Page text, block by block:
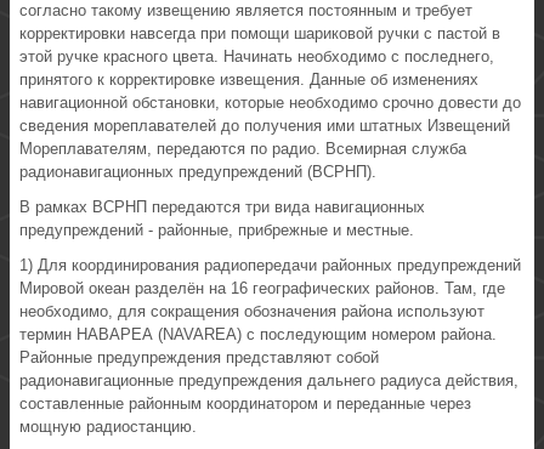
согласно такому извещению является постоянным и требует
корректировки навсегда при помощи шариковой ручки с пастой в
этой ручке красного цвета. Начинать необходимо с последнего,
принятого к корректировке извещения. Данные об изменениях
навигационной обстановки, которые необходимо срочно довести до
сведения мореплавателей до получения ими штатных Извещений
Мореплавателям, передаются по радио. Всемирная служба
радионавигационных предупреждений (ВСРНП).
В рамках ВСРНП передаются три вида навигационных
предупреждений - районные, прибрежные и местные.
1) Для координирования радиопередачи районных предупреждений
Мировой океан разделён на 16 географических районов. Там, где
необходимо, для сокращения обозначения района используют
термин НАВАРЕА (NAVAREA) с последующим номером района.
Районные предупреждения представляют собой
радионавигационные предупреждения дальнего радиуса действия,
составленные районным координатором и переданные через
мощную радиостанцию.